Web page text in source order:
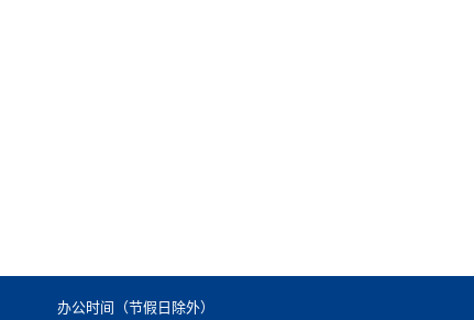
办公时间（节假日除外）